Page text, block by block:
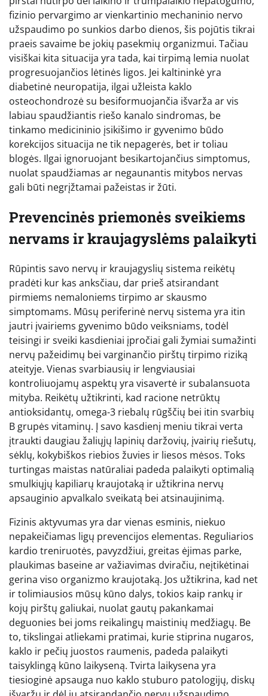
fizinio pervargimo ar vienkartinio mechaninio nervo
užspaudimo po sunkios darbo dienos, šis pojūtis tikrai
praeis savaime be jokių pasekmių organizmui. Tačiau
visiškai kita situacija yra tada, kai tirpimą lemia nuolat
progresuojančios lėtinės ligos. Jei kaltininkė yra
diabetinė neuropatija, ilgai užleista kaklo
osteochondrozė su besiformuojančia išvarža ar vis
labiau spaudžiantis riešo kanalo sindromas, be
tinkamo medicininio įsikišimo ir gyvenimo būdo
korekcijos situacija ne tik nepagerės, bet ir toliau
blogės. Ilgai ignoruojant besikartojančius simptomus,
nuolat spaudžiamas ar negaunantis mitybos nervas
gali būti negrįžtamai pažeistas ir žūti.
Prevencinės priemonės sveikiems
nervams ir kraujagyslėms palaikyti
Rūpintis savo nervų ir kraujagyslių sistema reikėtų
pradėti kur kas anksčiau, dar prieš atsirandant
pirmiems nemaloniems tirpimo ar skausmo
simptomams. Mūsų periferinė nervų sistema yra itin
jautri įvairiems gyvenimo būdo veiksniams, todėl
teisingi ir sveiki kasdieniai įpročiai gali žymiai sumažinti
nervų pažeidimų bei varginančio pirštų tirpimo riziką
ateityje. Vienas svarbiausių ir lengviausiai
kontroliuojamų aspektų yra visavertė ir subalansuota
mityba. Reikėtų užtikrinti, kad racione netrūktų
antioksidantų, omega-3 riebalų rūgščių bei itin svarbių
B grupės vitaminų. Į savo kasdienį meniu tikrai verta
įtraukti daugiau žaliųjų lapinių daržovių, įvairių riešutų,
sėklų, kokybiškos riebios žuvies ir liesos mėsos. Toks
turtingas maistas natūraliai padeda palaikyti optimalią
smulkiųjų kapiliarų kraujotaką ir užtikrina nervų
apsauginio apvalkalo sveikatą bei atsinaujinimą.
Fizinis aktyvumas yra dar vienas esminis, niekuo
nepakeičiamas ligų prevencijos elementas. Reguliarios
kardio treniruotės, pavyzdžiui, greitas ėjimas parke,
plaukimas baseine ar važiavimas dviračiu, neįtikėtinai
gerina viso organizmo kraujotaką. Jos užtikrina, kad net
ir tolimiausios mūsų kūno dalys, tokios kaip rankų ir
kojų pirštų galiukai, nuolat gautų pakankamai
deguonies bei joms reikalingų maistinių medžiagų. Be
to, tikslingai atliekami pratimai, kurie stiprina nugaros,
kaklo ir pečių juostos raumenis, padeda palaikyti
taisyklingą kūno laikyseną. Tvirta laikysena yra
tiesioginė apsauga nuo kaklo stuburo patologijų, diskų